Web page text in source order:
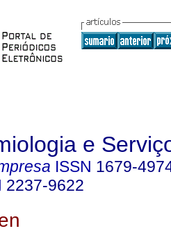
e
ISSN 1679-
2237-9622